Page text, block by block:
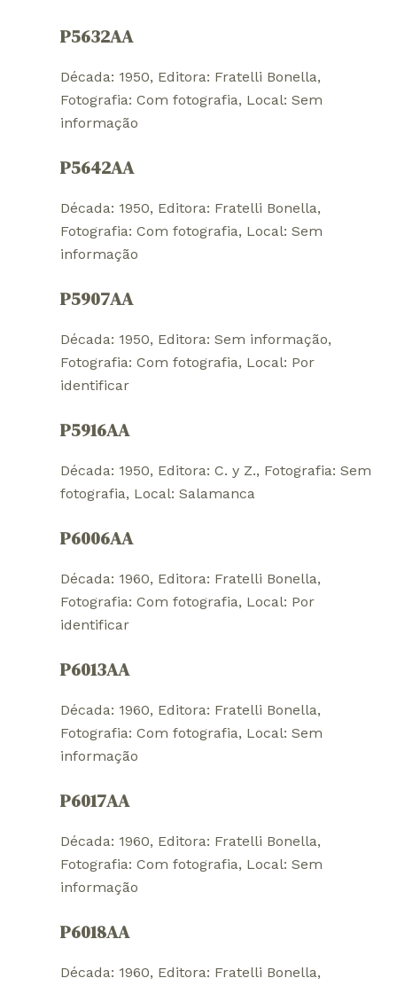
P5632AA
Década: 1950, Editora: Fratelli Bonella
Fotografia: Com fotografia, Local: Sem
informação
P5642AA
Década: 1950, Editora: Fratelli Bonella
Fotografia: Com fotografia, Local: Sem
informação
P5907AA
Década: 1950, Editora: Sem informação
Fotografia: Com fotografia, Local: Por
identificar
P5916AA
Década: 1950, Editora: C. y Z., Fotografia: Sem
fotografia, Local: Salamanca
P6006AA
Década: 1960, Editora: Fratelli Bonella
Fotografia: Com fotografia, Local: Por
identificar
P6013AA
Década: 1960, Editora: Fratelli Bonella
Fotografia: Com fotografia, Local: Sem
informação
P6017AA
Década: 1960, Editora: Fratelli Bonella
Fotografia: Com fotografia, Local: Sem
informação
P6018AA
Década: 1960, Editora: Fratelli Bonella